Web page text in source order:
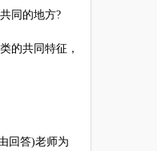
同的地方?
的共同特征，
回答)老师为